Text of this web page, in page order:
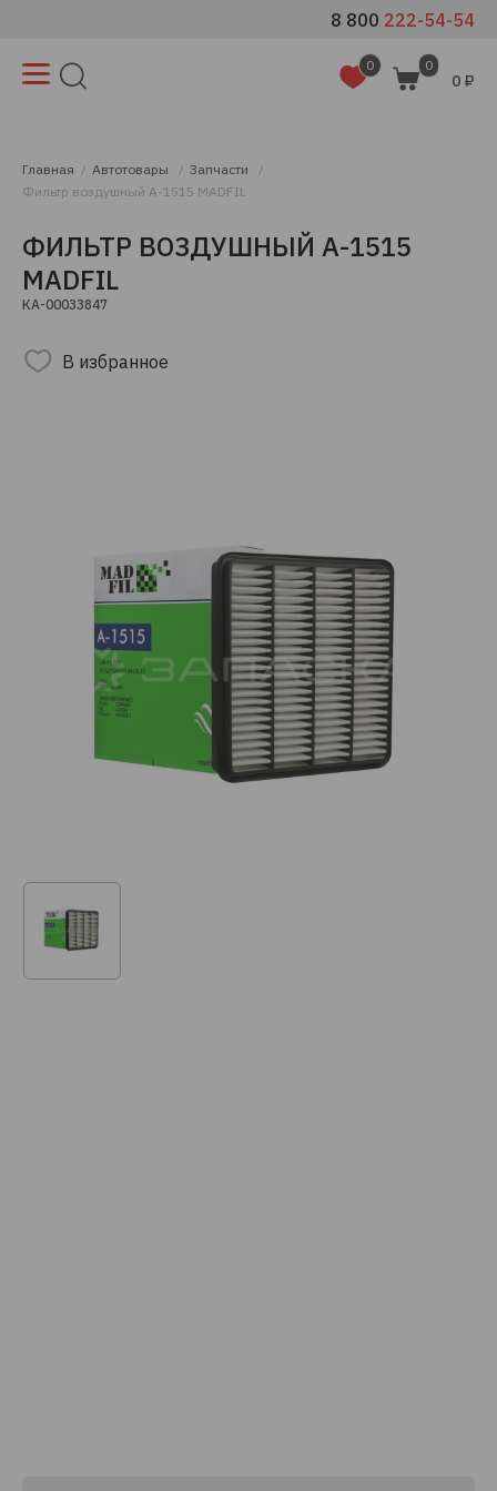
8 800 222-54-54
0 0
0 ₽
Главная Автотовары
Запчасти
Фильтр воздушный A-1515 MADFIL
ФИЛЬТР ВОЗДУШНЫЙ A-1515
MADFIL
КА-00033847
В избранное